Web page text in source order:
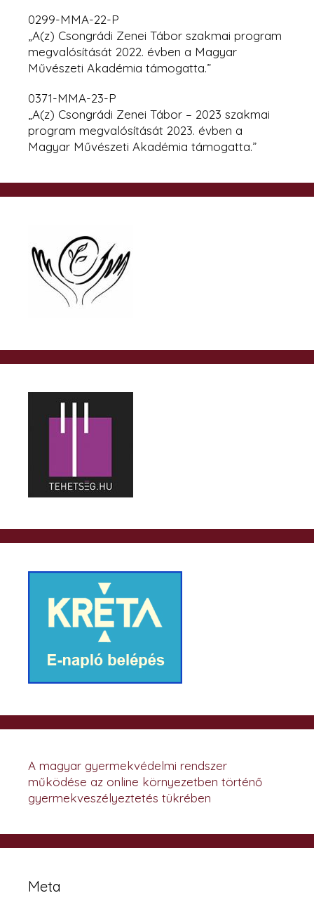
0299-MMA-22-P
„A(z) Csongrádi Zenei Tábor szakmai program
megvalósítását 2022. évben a Magyar
Művészeti Akadémia támogatta.”
0371-MMA-23-P
„A(z) Csongrádi Zenei Tábor – 2023 szakmai
program megvalósítását 2023. évben a
Magyar Művészeti Akadémia támogatta.”
A magyar gyermekvédelmi rendszer
működése az online környezetben történő
gyermekveszélyeztetés tükrében
Meta